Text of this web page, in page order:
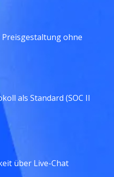
ohne
als Standard (SOC II
über Live-Chat